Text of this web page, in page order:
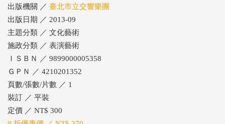
出版機關 ／ 臺北市立交響樂團
出版日期 ／ 2013-09
主題分類 ／ 文化藝術
施政分類 ／ 表演藝術
ＩＳＢＮ ／ 9899000005358
ＧＰＮ ／ 4210201352
頁數/張數/片數 ／ 1
裝訂 ／ 平裝
定價 ／ NT$ 300